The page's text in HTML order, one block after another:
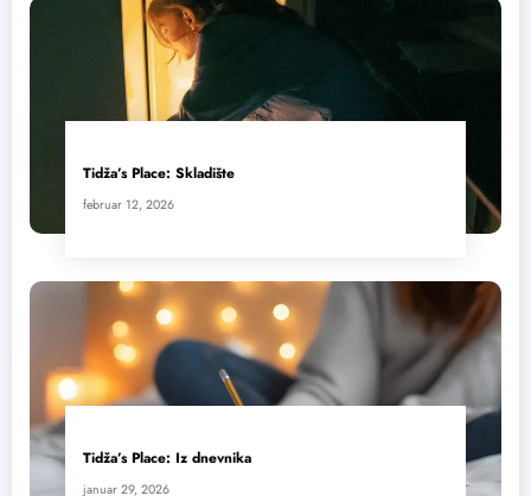
Tidža’s Place: Skladište
februar 12, 2026
Tidža’s Place: Iz dnevnika
januar 29, 2026